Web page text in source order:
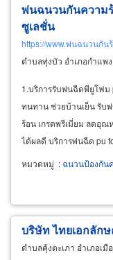
พ่นฉนวนกันความ
ซูเลชั่น
https://www.พ่นฉนวนกัน
ตำบลทุ่งบัว อำเภอกำแพ
1.บริการรับพ่นฉีดพียูโฟม
ทนทาน ช่วยบ้านเย็น รับ
ร้อน เกรดพรีเมี่ยม ลดอุ
ได้ผลดี บริการพ่นฉีด pu
ร้อนเมืองไทย ป้องกันคว
โตรก ปรับบ้าน และอาค
หมวดหมู่ : ฉนวนป้องกัน
บริษัท ไทยเอกลัก
ตำบลคุ้งตะเภา อำเภอเ